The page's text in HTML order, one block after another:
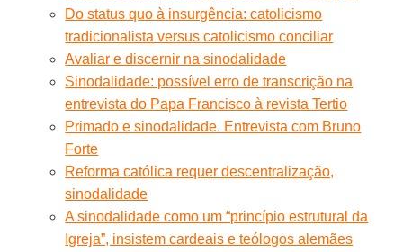
Do status quo à insurgência: catolicismo
tradicionalista versus catolicismo conciliar
Avaliar e discernir na sinodalidade
Sinodalidade: possível erro de transcrição na
entrevista do Papa Francisco à revista Tertio
Primado e sinodalidade. Entrevista com Bruno
Forte
Reforma católica requer descentralização,
sinodalidade
A sinodalidade como um “princípio estrutural da
Igreja”, insistem cardeais e teólogos alemães